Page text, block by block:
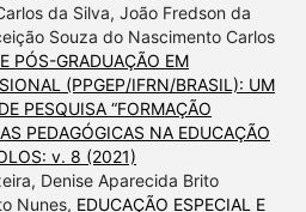
da Silva, João Fredson da
Souza do Nascimento Carlos
PÓS-GRADUAÇÃO EM
(PPGEP/IFRN/BRASIL): UM
PESQUISA “FORMAÇÃO
PEDAGÓGICAS NA EDUCAÇÃO
v. 8 (2021)
Denise Aparecida Brito
Nunes, EDUCAÇÃO ESPECIAL E